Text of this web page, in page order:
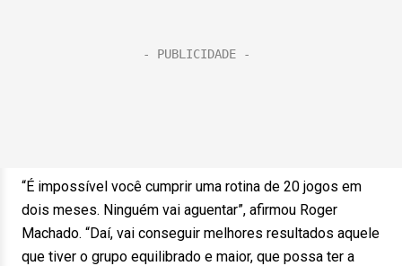
“É impossível você cumprir uma rotina de 20 jogos em
dois meses. Ninguém vai aguentar”, afirmou Roger
Machado. “Daí, vai conseguir melhores resultados aquele
que tiver o grupo equilibrado e maior, que possa ter a